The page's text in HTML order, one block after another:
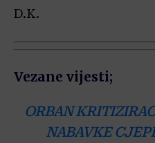
D.K.
Vezane vijesti;
ORBAN
NABAVKE